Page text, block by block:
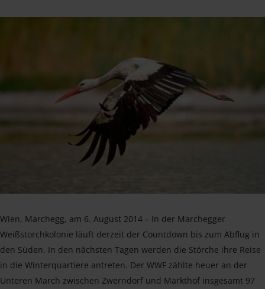
Wien, Marchegg, am 6. August 2014 – In der Marchegger
Weißstorchkolonie läuft derzeit der Countdown bis zum Abflug in
den Süden. In den nächsten Tagen werden die Störche ihre Reise
in die Winterquartiere antreten. Der WWF zählte heuer an der
Unteren March zwischen Zwerndorf und Markthof insgesamt 97